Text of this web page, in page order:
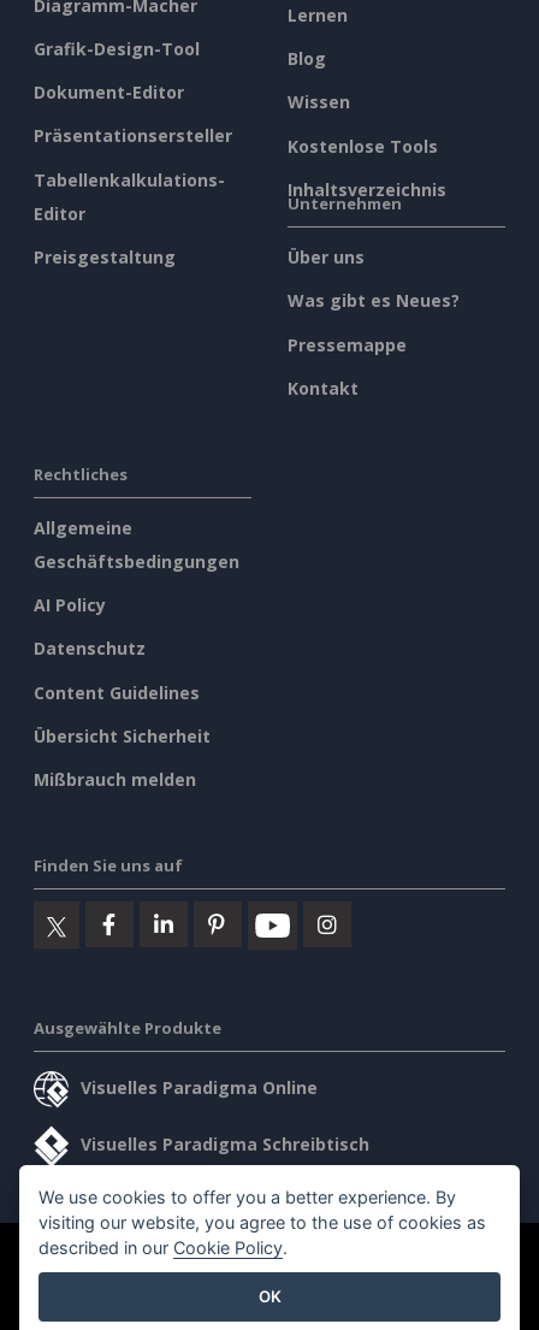
Diagramm-Macher
Grafik-Design-Tool
Dokument-Editor
Präsentationsersteller
Tabellenkalkulations-
Editor
Preisgestaltung
Lernen
Blog
Wissen
Kostenlose Tools
Inhaltsverzeichnis
Unternehmen
Über uns
Was gibt es Neues?
Pressemappe
Kontakt
Rechtliches
Allgemeine
Geschäftsbedingungen
AI Policy
Datenschutz
Content Guidelines
Übersicht Sicherheit
Mißbrauch melden
Finden Sie uns auf
Ausgewählte Produkte
Visuelles Paradigma Online
Visuelles Paradigma Schreibtisch
©2026 by Visual Paradigm. Alle Rechte vorbehalten.
We use cookies to offer you a better experience. By
visiting our website, you agree to the use of cookies as
described in our Cookie Policy.
OK